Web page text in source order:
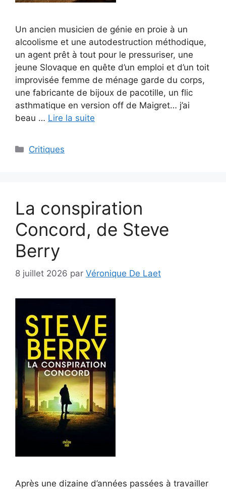
Un ancien musicien de génie en proie à un
alcoolisme et une autodestruction méthodique,
un agent prêt à tout pour le pressuriser, une
jeune Slovaque en quête d’un emploi et d’un toit
improvisée femme de ménage garde du corps,
une fabricante de bijoux de pacotille, un flic
asthmatique en version off de Maigret… j’ai
beau … Lire la suite
Critiques
La conspiration
Concord, de Steve
Berry
8 juillet 2026 par Véronique De Laet
Après une dizaine d’années passées à travailler